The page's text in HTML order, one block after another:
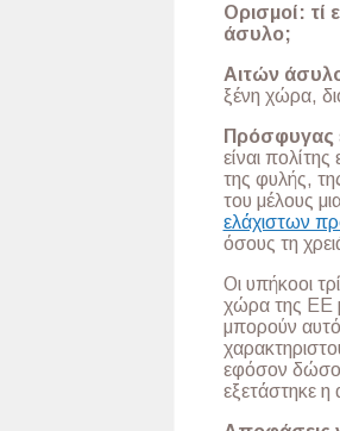
Ορισμοί: τί
άσυλο;
Αιτών
ξένη χώρα,
Πρόσφυγας
είναι
της φυλής,
του μέλους
ελάχιστων
όσους τη
Οι υπήκοοι
χώρα της ΕΕ
μπορούν
εφόσον
εξετάστηκε η